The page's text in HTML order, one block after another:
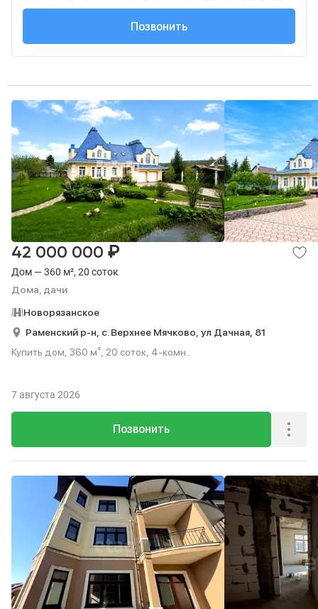
+7 (495) 127-68-...
Позвонить
Дом — 360 м², 20 соток
Дома, дачи
42 000 000 ₽
Новорязанское
Раменский р-н, с. Верхнее Мячково, ул Дачная, 81
Купить дом, 360 м², 20 соток, 4-комн..
Позвонить
7 августа 2026